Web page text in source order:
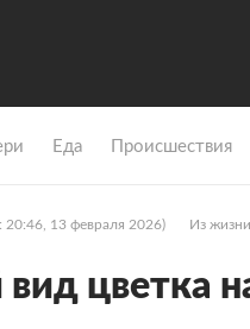
Еда Происшествия
20:46, 13 февраля 2026) Из жизни
цветка